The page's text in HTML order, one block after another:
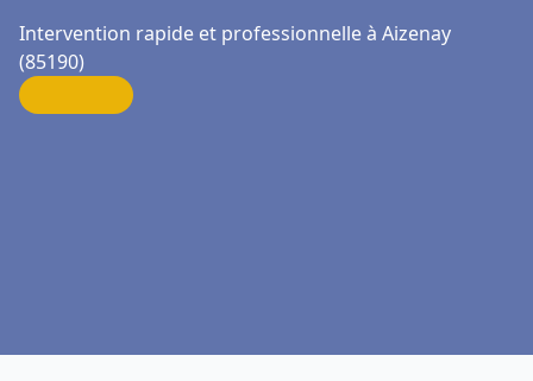
Intervention rapide et professionnelle à Aizenay
(85190)